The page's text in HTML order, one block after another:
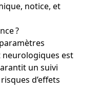
notice, et
?
est
un suivi
d’effets